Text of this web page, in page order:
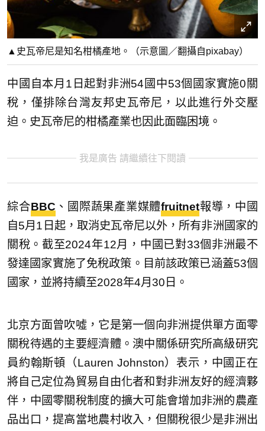
▲史瓦帝尼是知名柑橘產地。（示意圖／翻攝自pixabay）
中國自本月1日起對非洲54國中53個國家實施0關
稅，僅排除台灣友邦史瓦帝尼，以此進行外交壓
迫。史瓦帝尼的柑橘產業也因此面臨困境。
我是廣告 請繼續往下閱讀
綜合BBC 、國際蔬果產業媒體fruitnet報導，中國
自5月1日起，取消史瓦帝尼以外，所有非洲國家的
關稅。截至2024年12月，中國已對33個非洲最不
發達國家實施了免稅政策。目前該政策已涵蓋53個
國家，並將持續至2028年4月30日。
北京方面曾吹噓，它是第一個向非洲提供單方面零
關稅待遇的主要經濟體。澳中關係研究所高級研究
員約翰斯頓（Lauren Johnston）表示，中國正在
將自己定位為貿易自由化者和對非洲友好的經濟夥
伴，中國零關稅制度的擴大可能會增加非洲的農產
品出口，提高當地農村收入，但關稅很少是非洲出